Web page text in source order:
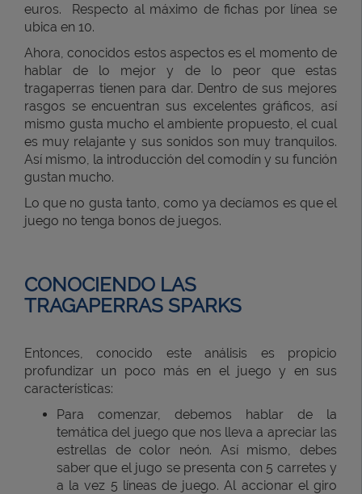
euros. Respecto al máximo de fichas por línea se
ubica en 10.
Ahora, conocidos estos aspectos es el momento de
hablar de lo mejor y de lo peor que estas
tragaperras tienen para dar. Dentro de sus mejores
rasgos se encuentran sus excelentes gráficos, así
mismo gusta mucho el ambiente propuesto, el cual
es muy relajante y sus sonidos son muy tranquilos.
Así mismo, la introducción del comodín y su función
gustan mucho.
Lo que no gusta tanto, como ya decíamos es que el
juego no tenga bonos de juegos.
CONOCIENDO LAS
TRAGAPERRAS SPARKS
Entonces, conocido este análisis es propicio
profundizar un poco más en el juego y en sus
características:
Para comenzar, debemos hablar de la
temática del juego que nos lleva a apreciar las
estrellas de color neón. Así mismo, debes
saber que el jugo se presenta con 5 carretes y
a la vez 5 líneas de juego. Al accionar el giro